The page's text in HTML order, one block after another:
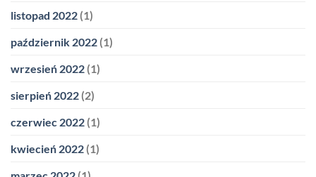
listopad 2022 (1)
październik 2022 (1)
wrzesień 2022 (1)
sierpień 2022 (2)
czerwiec 2022 (1)
kwiecień 2022 (1)